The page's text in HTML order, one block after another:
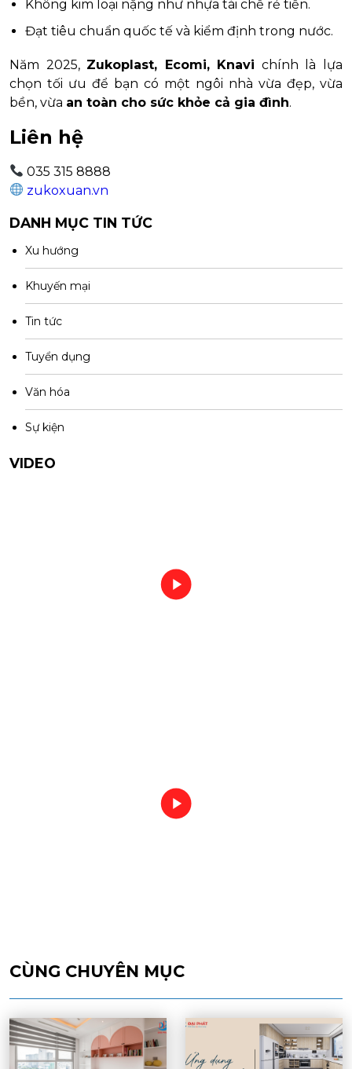
Không kim loại nặng như nhựa tái chế rẻ tiền.
Đạt tiêu chuẩn quốc tế và kiểm định trong nước.
Năm 2025, Zukoplast, Ecomi, Knavi chính là lựa
chọn tối ưu để bạn có một ngôi nhà vừa đẹp, vừa
bền, vừa an toàn cho sức khỏe cả gia đình.
Liên hệ
035 315 8888
zukoxuan.vn
DANH MỤC TIN TỨC
Xu hướng
Khuyến mại
Tin tức
Tuyển dụng
Văn hóa
Sự kiện
VIDEO
CÙNG CHUYÊN MỤC